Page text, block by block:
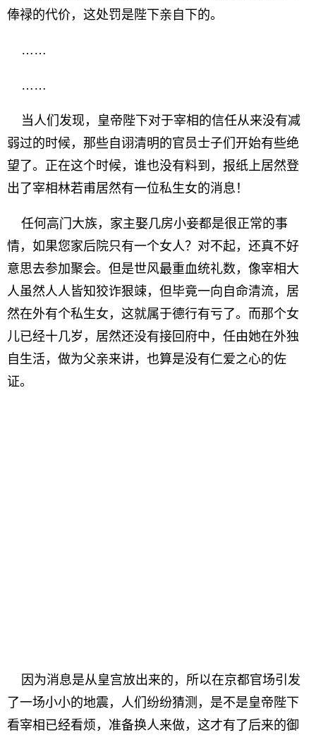
俸禄的代价，这处罚是陛下亲自下的。
……
……
当人们发现，皇帝陛下对于宰相的信任从来没有减
弱过的时候，那些自诩清明的官员士子们开始有些绝
望了。正在这个时候，谁也没有料到，报纸上居然登
出了宰相林若甫居然有一位私生女的消息！
任何高门大族，家主娶几房小妾都是很正常的事
情，如果您家后院只有一个女人？对不起，还真不好
意思去参加聚会。但是世风最重血统礼数，像宰相大
人虽然人人皆知狡诈狠竦，但毕竟一向自命清流，居
然在外有个私生女，这就属于德行有亏了。而那个女
儿已经十几岁，居然还没有接回府中，任由她在外独
自生活，做为父亲来讲，也算是没有仁爱之心的佐
证。
因为消息是从皇宫放出来的，所以在京都官场引发
了一场小小的地震，人们纷纷猜测，是不是皇帝陛下
看宰相已经看烦，准备换人来做，这才有了后来的御